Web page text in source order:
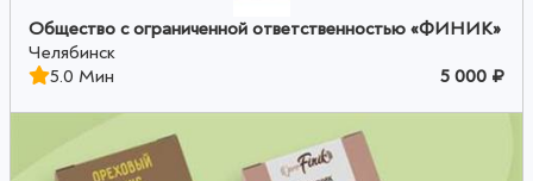
Общество с ограниченной ответственностью «ФИНИК»
Челябинск
5.0 Мин
5 000 ₽